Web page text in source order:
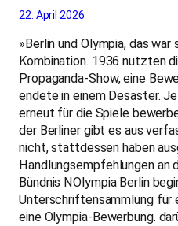
22. April 2026
»Berlin und Olympia, das
Kombination. 1936 nutzten
Propaganda-Show, eine
endete in einem Desaster.
erneut für die Spiele
der Berliner gibt es aus
nicht, stattdessen haben
Handlungsempfehlungen an
Bündnis NOlympia Berlin
Unterschriftensammlung für
eine Olympia-Bewerbung.